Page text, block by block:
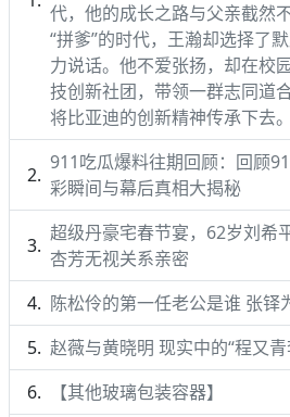
代，他的成长之路与父亲截然
“拼爹”的时代，王瀚却选择了
力说话。他不爱张扬，却在校
技创新社团，带领一群志同道
将比亚迪的创新精神传承下去
911吃瓜爆料往期回顾：回顾
彩瞬间与幕后真相大揭秘
超级丹豪宅春节宴，62岁刘希
杏芳无视关系亲密
陈松伶的第一任老公是谁 张铎
赵薇与黄晓明 现实中的“程又青
【其他玻璃包装容器】